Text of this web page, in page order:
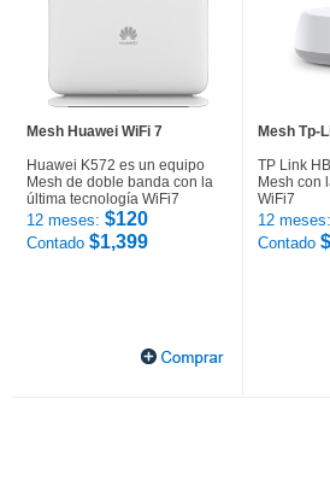
Mesh Huawei WiFi 7
Huawei K572 es un equipo
Mesh de doble banda con la
última tecnología WiFi7
12 meses: $120
Contado $1,399
Mesh Tp-
TP Link
Mesh con
WiFi7
12 meses:
Contado